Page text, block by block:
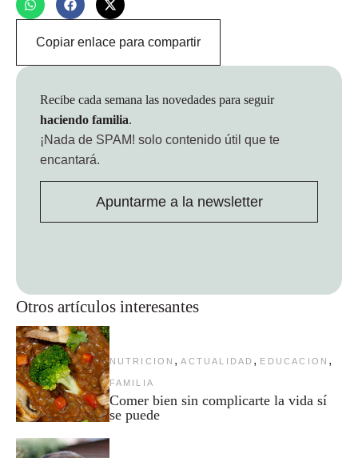
Copiar enlace para compartir
Otros artículos interesantes
NUTRICION , ACTUALIDAD , EDUCACION ,
FAMILIA
Comer bien sin complicarte la vida sí
se puede
Recibe cada semana las novedades para seguir
haciendo familia.
¡Nada de SPAM! solo contenido útil que te
encantará.
Apuntarme a la newsletter